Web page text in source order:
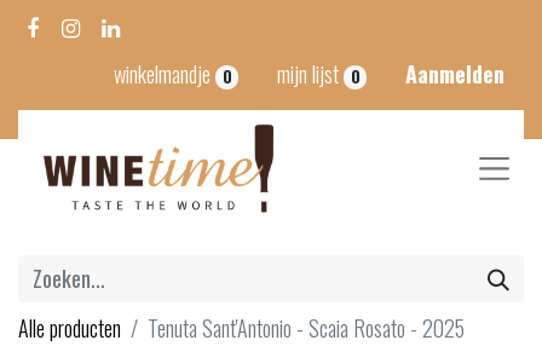
winkelmandje 0 mijn lijst 0 Aanmelden
Alle producten Tenuta Sant'Antonio - Scaia Rosato - 2025